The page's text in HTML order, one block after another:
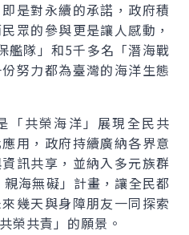
是對永續的承諾，政府積
眾的參與更是讓人感動，
艦隊」和5千多名「潛海戰
努力都為臺灣的海洋生態
「共榮海洋」展現全民共
用，政府持續廣納各界意
訊共享，並納入多元族群
海無礙」計畫，讓全民都
幾天與身障朋友一同探索
榮共責」的願景。